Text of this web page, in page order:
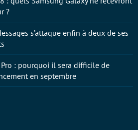
?
s’attaque enfin à deux de ses
: pourquoi il sera difficile de
en septembre